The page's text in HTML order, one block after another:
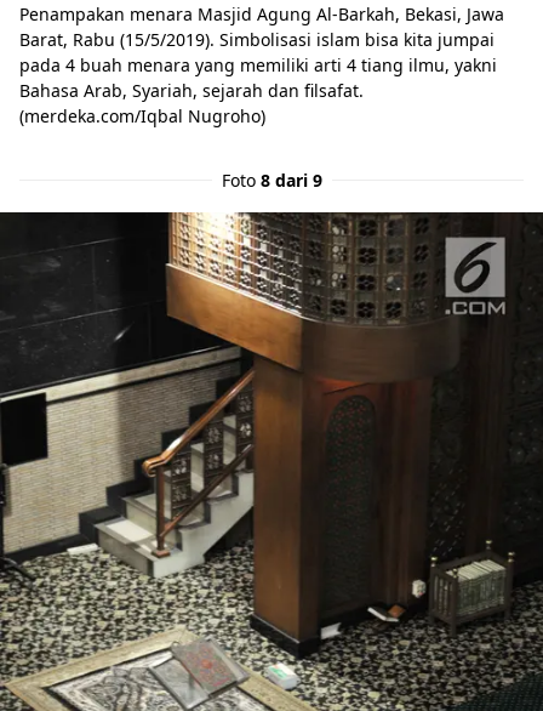
Penampakan menara Masjid Agung Al-Barkah, Bekasi, Jawa
Barat, Rabu (15/5/2019). Simbolisasi islam bisa kita jumpai
pada 4 buah menara yang memiliki arti 4 tiang ilmu, yakni
Bahasa Arab, Syariah, sejarah dan filsafat.
(merdeka.com/Iqbal Nugroho)
Foto 8 dari 9